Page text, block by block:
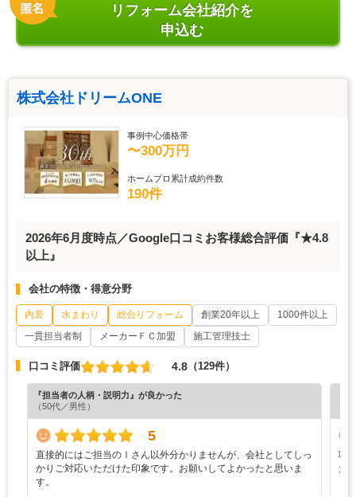
リフォーム会社紹介を
申込む
株式会社ドリームONE
事例中心価格帯
〜300万円
ホームプロ累計成約件数
190件
2026年6月度時点／Google口コミお客様総合評価『★4.8
以上』
会社の特徴・得意分野
内装 水まわり 総合リフォーム 創業20年以上
1000件以上
一貫担当者制
メーカーＦＣ加盟 施工管理技士
口コミ評価 4.8 （129件）
『担当者の人柄・説明力』が良かった
（50代／男性）
5
直接的にはご担当のⅠさん以外分かりませんが、会社としてしっ
かりご対応いただけた印象です。お願いしてよかったと思いま
す。
職
た